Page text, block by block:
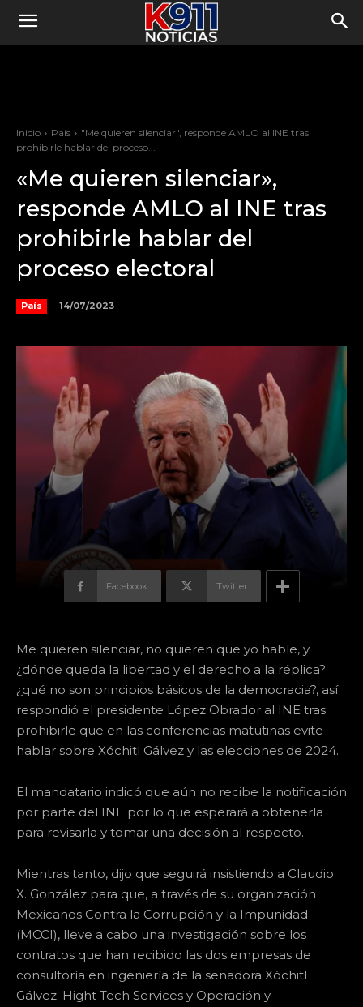
Inicio País
"Me quieren silenciar", responde AMLO al INE tras
prohibirle hablar del proceso...
«Me quieren silenciar»,
responde AMLO al INE tras
prohibirle hablar del
proceso electoral
País 14/07/2023
Facebook Twitter
Me quieren silenciar, no quieren que yo hable, y
¿dónde queda la libertad y el derecho a la réplica?
¿qué no son principios básicos de la democracia?, así
respondió el presidente López Obrador al INE tras
prohibirle que en las conferencias matutinas evite
hablar sobre Xóchitl Gálvez y las elecciones de 2024.
El mandatario indicó que aún no recibe la notificación
por parte del INE por lo que esperará a obtenerla
para revisarla y tomar una decisión al respecto.
Mientras tanto, dijo que seguirá insistiendo a Claudio
X. González para que, a través de su organización
Mexicanos Contra la Corrupción y la Impunidad
(MCCI), lleve a cabo una investigación sobre los
contratos que han recibido las dos empresas de
consultoría en ingeniería de la senadora Xóchitl
Gálvez: Hight Tech Services y Operación y